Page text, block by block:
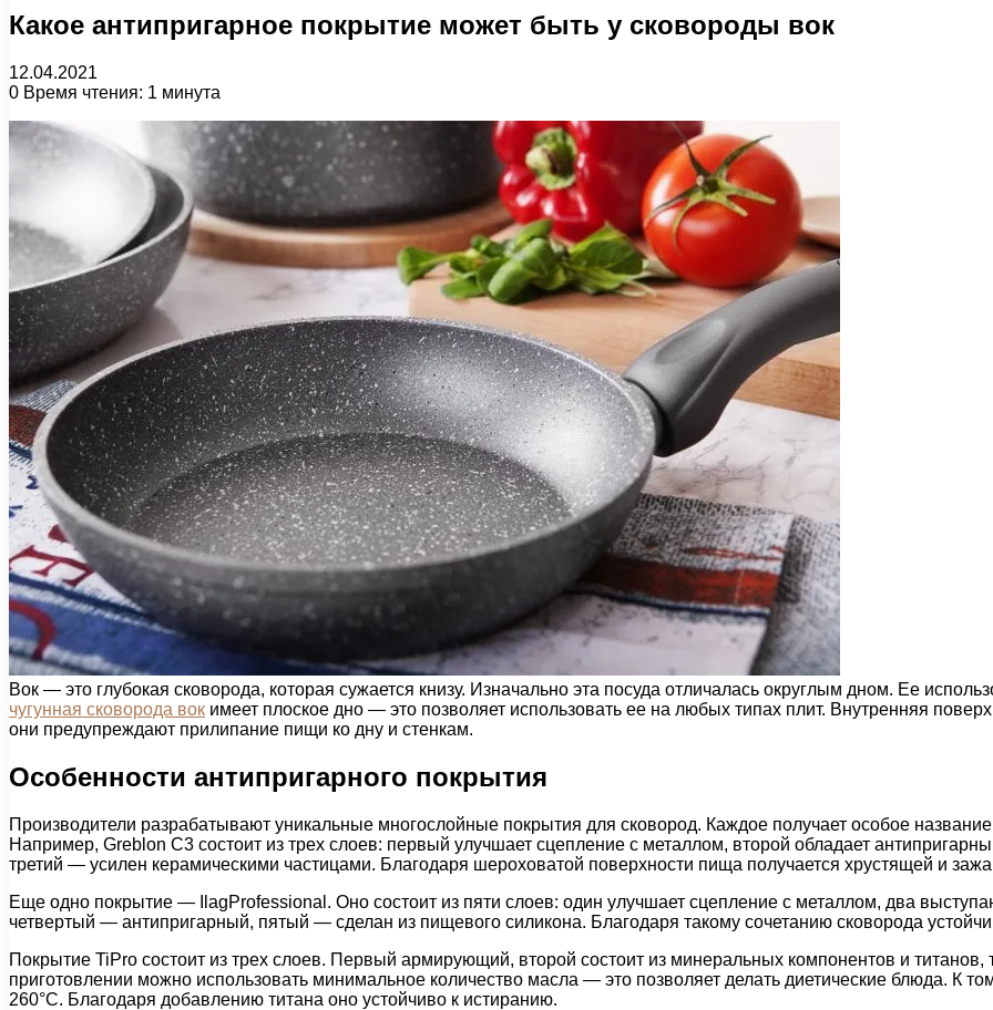
Какое антипригарное покрытие может быть у сковороды вок
12.04.2021
0 Время чтения: 1 минута
Вок — это глубокая сковорода, которая сужается книзу. Изначально эта посуда отличалась округлым дном. Ее
чугунная сковорода вок имеет плоское дно — это позволяет использовать ее на любых типах плит. Внутренняя
они предупреждают прилипание пищи ко дну и стенкам.
Особенности антипригарного покрытия
Производители разрабатывают уникальные многослойные покрытия для сковород. Каждое получает особое
Например, Greblon С3 состоит из трех слоев: первый улучшает сцепление с металлом, второй обладает
третий — усилен керамическими частицами. Благодаря шероховатой поверхности пища получается хрустящей и
Еще одно покрытие — IlagProfessional. Оно состоит из пяти слоев: один улучшает сцепление с металлом, два
четвертый — антипригарный, пятый — сделан из пищевого силикона. Благодаря такому сочетанию сковорода
Покрытие TiPro состоит из трех слоев. Первый армирующий, второй состоит из минеральных компонентов и
приготовлении можно использовать минимальное количество масла — это позволяет делать диетические блюда. К
260°С. Благодаря добавлению титана оно устойчиво к истиранию.